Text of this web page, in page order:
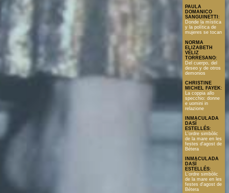
PAULA
DOMANICO
SANGUINETTI :
Donde la mística
y la política de
mujeres se tocan
NORMA
ELIZABETH
VÉLIZ
TORRESANO:
Del cuerpo, del
deseo y de otros
demonios
CHRISTINE
MICHEL FAYEK:
La coppia allo
specchio: donne
e uomini in
relazione
INMACULADA
DASÍ
ESTELLÉS:
L'ordre simbòlic
de la mare en les
festes d'agost de
Bétera
INMACULADA
DASÍ
ESTELLÉS:
L'ordre simbòlic
de la mare en les
festes d'agost de
Bétera